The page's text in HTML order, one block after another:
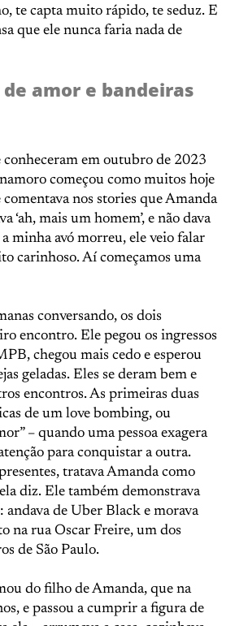
te capta muito rápido, te seduz. E
que ele nunca faria nada de
amor e bandeiras
conheceram em outubro de 2023
começou como muitos hoje
nos stories que Amanda
‘ah, mais um homem’, e não dava
minha avó morreu, ele veio falar
carinhoso. Aí começamos uma
conversando, os dois
encontro. Ele pegou os ingressos
chegou mais cedo e esperou
geladas. Eles se deram bem e
encontros. As primeiras duas
de um love bombing, ou
– quando uma pessoa exagera
para conquistar a outra.
tratava Amanda como
diz. Ele também demonstrava
de Uber Black e morava
na rua Oscar Freire, um dos
de São Paulo.
do filho de Amanda, que na
e passou a cumprir a figura de